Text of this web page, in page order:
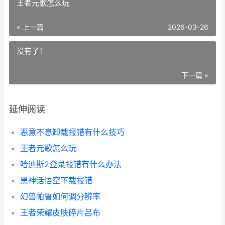
王者元歌怎么玩
« 上一篇 2026-03-26
没有了！
下一篇 »
延伸阅读
恶意不息卸载报错有什么技巧
王者元歌怎么玩
哈迪斯2登录报错有什么办法
黑神话悟空下载报错
幻兽帕鲁如何调分辨率
王者荣耀皮肤碎片吕布